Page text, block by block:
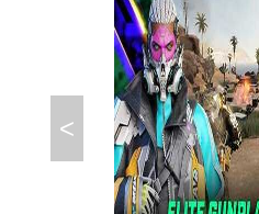
<